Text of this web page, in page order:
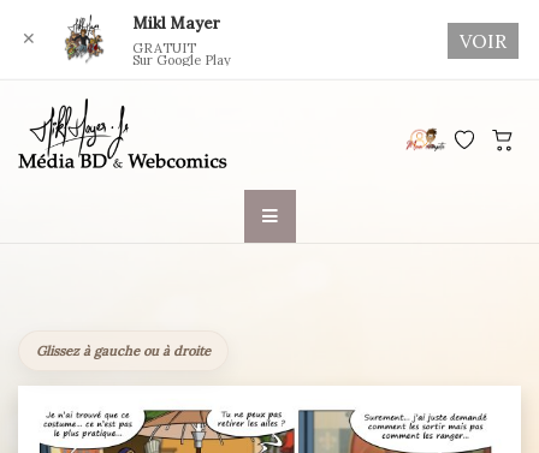
Glissez à gauche ou à droite
✕
Mikl Mayer
GRATUIT
Sur Google Play
VOIR